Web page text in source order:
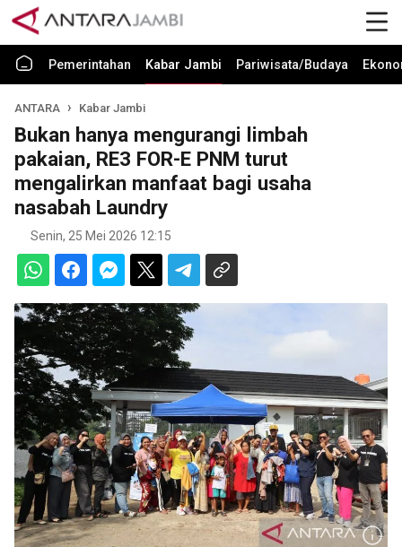
Pemerintahan Kabar Jambi Pariwisata/Budaya
ANTARA Kabar Jambi
Bukan hanya mengurangi limbah
pakaian, RE3 FOR-E PNM turut
mengalirkan manfaat bagi usaha
nasabah Laundry
Senin, 25 Mei 2026 12:15